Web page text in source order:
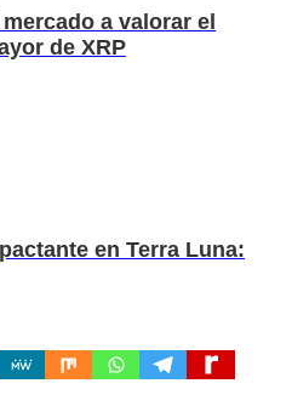
a valorar el
de XRP
en Terra Luna: